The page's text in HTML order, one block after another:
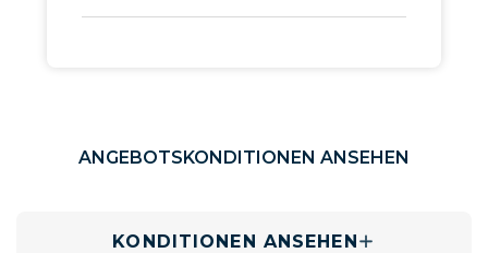
ANGEBOTSKONDITIONEN ANSEHEN
KONDITIONEN ANSEHEN